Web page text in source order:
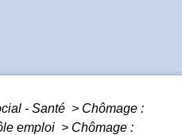
- Santé > Chômage :
emploi > Chômage :